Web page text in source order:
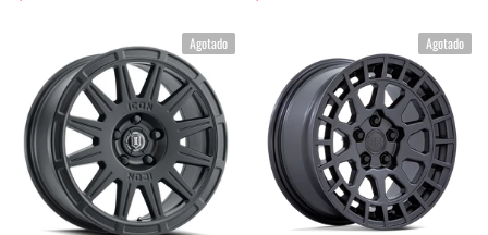
Agotado Agotado